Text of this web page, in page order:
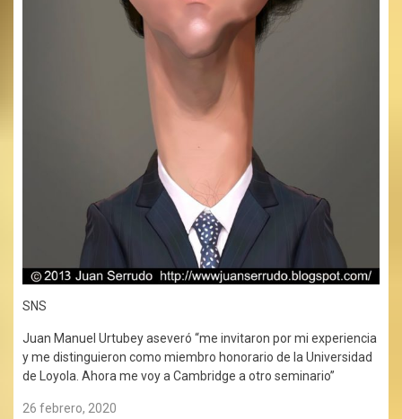
SNS
Juan Manuel Urtubey aseveró “me invitaron por mi experiencia
y me distinguieron como miembro honorario de la Universidad
de Loyola. Ahora me voy a Cambridge a otro seminario”
26 febrero, 2020